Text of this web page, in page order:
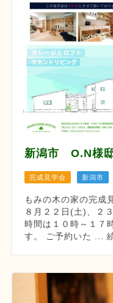
新潟市 O.N様
完成見学会 新潟市
もみの木の家の完成
８月２２日(土)、２
時間は１０時～１７
す。 ご予約いた ...